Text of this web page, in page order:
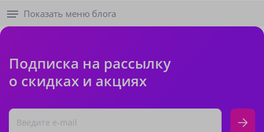
Показать меню блога
Подписка на рассылку
о скидках и акциях